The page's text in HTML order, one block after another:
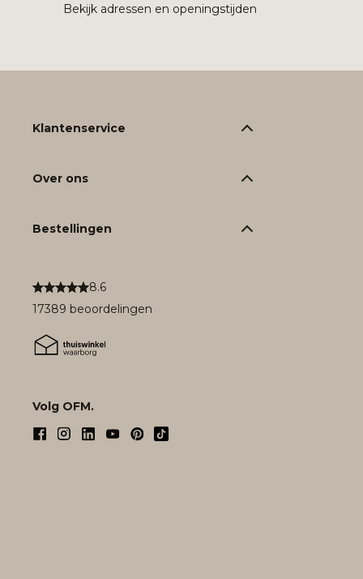
Bekijk adressen en openingstijden
8.6
17389 beoordelingen
Volg OFM.
Klantenservice
Over ons
Bestellingen